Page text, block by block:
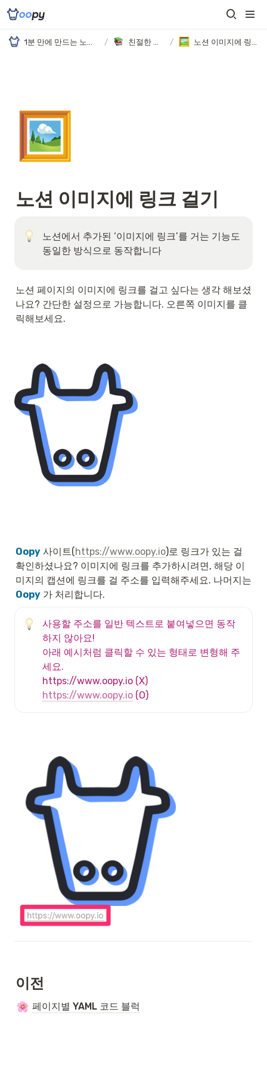
/ /
🖼️
노션 이미지에 링크 걸기
노션에서 추가된 ‘이미지에 링크’를 거는 기능도
동일한 방식으로 동작합니다
노션 페이지의 이미지에 링크를 걸고 싶다는 생각 해보셨
나요? 간단한 설정으로 가능합니다. 오른쪽 이미지를 클
릭해보세요.
Oopy 사이트(https://www.oopy.io)로 링크가 있는 걸
확인하셨나요? 이미지에 링크를 추가하시려면, 해당 이
Oopy 가 처리합니다.
사용할 주소를 일반 텍스트로 붙여넣으면 동작
하지 않아요!
아래 예시처럼 클릭할 수 있는 형태로 변형해 주
세요.
https://www.oopy.io (O)
이전
페이지별 YAML 코드 블럭